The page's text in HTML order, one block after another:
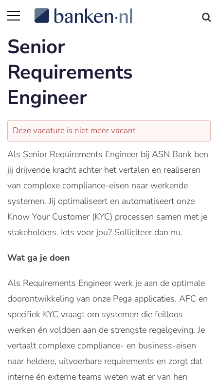
Senior
Requirements
Engineer
Deze vacature is niet meer vacant
Als Senior Requirements Engineer bij ASN Bank ben
jij drijvende kracht achter het vertalen en realiseren
van complexe compliance-eisen naar werkende
systemen. Jij optimaliseert en automatiseert onze
Know Your Customer (KYC) processen samen met je
stakeholders. Iets voor jou? Solliciteer dan nu.
Wat ga je doen
Als Requirements Engineer werk je aan de optimale
doorontwikkeling van onze Pega applicaties. AFC en
specifiek KYC vraagt om systemen die feilloos
werken én voldoen aan de strengste regelgeving. Je
vertaalt complexe compliance- en business-eisen
naar heldere, uitvoerbare requirements en zorgt dat
interne én externe teams weten wat er van hen